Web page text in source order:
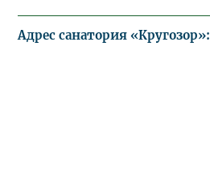
Адрес санатория «Кругозор»: